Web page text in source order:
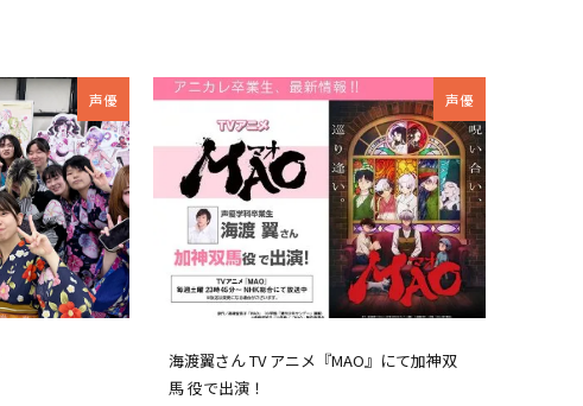
声優 声優
海渡翼さん TV アニメ『MAO』にて加神双
馬 役で出演！